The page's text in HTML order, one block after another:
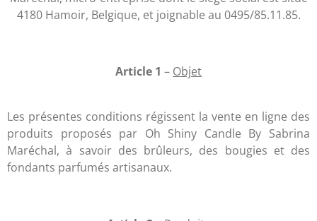
4180 Hamoir, Belgique, et joignable au 0495/85.11.85.
Article 1 – Objet
Les présentes conditions régissent la vente en ligne des
produits proposés par Oh Shiny Candle By Sabrina
Maréchal, à savoir des brûleurs, des bougies et des
fondants parfumés artisanaux.